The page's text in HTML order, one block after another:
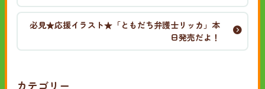
必見★応援イラスト★「ともだち弁護士リッカ」本
日発売だよ！
カテゴリー